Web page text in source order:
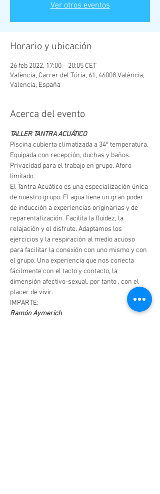
Ver otros eventos
Horario y ubicación
26 feb 2022, 17:00 – 20:05 CET
València, Carrer del Túria, 61, 46008 València,
Valencia, España
Acerca del evento
TALLER TANTRA ACUÁTICO
Piscina cubierta climatizada a 34º temperatura.
Equipada con recepción, duchas y baños.
Privacidad para el trabajo en grupo. Aforo
limitado.
El Tantra Acuático es una especialización única
de nuestro grupo. El agua tiene un gran poder
de inducción a experiencias originarias y de
reparentalización. Facilita la fluidez, la
relajación y el disfrute. Adaptamos los
ejercicios y la respiración al medio acuoso
para facilitar la conexión con uno mismo y con
el grupo. Una experiencia que nos conecta
fácilmente con el tacto y contacto, la
dimensión afectivo-sexual, por tanto , con el
placer de vivir.
IMPARTE:
Ramón Aymerich